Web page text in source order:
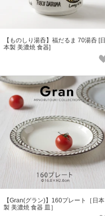
【ものしり湯呑】福だるま 70湯呑 [日
本製 美濃焼 食器]
【Gran(グラン)】160プレート［日本
製 美濃焼 食器 皿］